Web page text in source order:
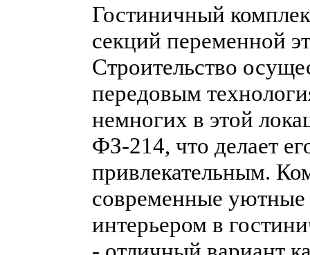
Гостиничный
секций переменной
Строительство
передовым
немногих в этой
ФЗ-214, что делает
привлекательным.
современные уютные
интерьером в